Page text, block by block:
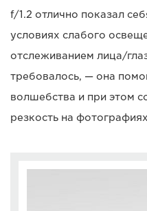
f/1.2 отлично показал
условиях слабого
отслеживанием лица/
требовалось, — она
волшебства и при этом
резкость на